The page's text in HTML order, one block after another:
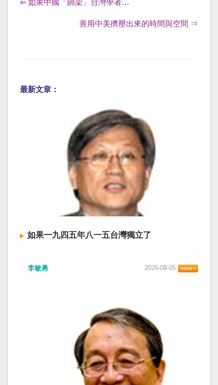
⇐ 如果中國「綁架」台灣學者…
善用中美擠壓出來的時間與空間 ⇒
最新文章：
如果一九四五年八一五台灣獨立了
李敏勇 2026-08-05